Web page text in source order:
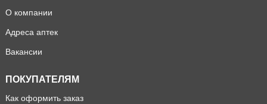
О компании
Адреса аптек
Вакансии
ПОКУПАТЕЛЯМ
Как оформить заказ